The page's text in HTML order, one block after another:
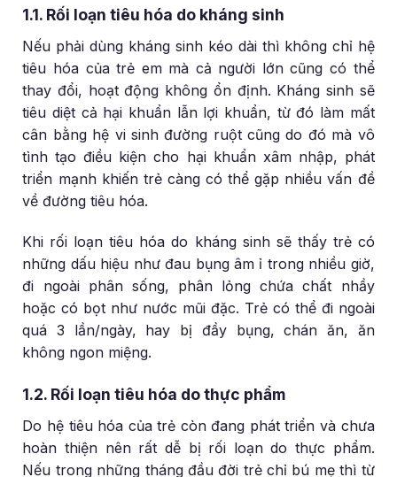
1.1. Rối loạn tiêu hóa do kháng sinh
Nếu phải dùng kháng sinh kéo dài thì không chỉ hệ
tiêu hóa của trẻ em mà cả người lớn cũng có thể
thay đổi, hoạt động không ổn định. Kháng sinh sẽ
tiêu diệt cả hại khuẩn lẫn lợi khuẩn, từ đó làm mất
cân bằng hệ vi sinh đường ruột cũng do đó mà vô
tình tạo điều kiện cho hại khuẩn xâm nhập, phát
triển mạnh khiến trẻ càng có thể gặp nhiều vấn đề
về đường tiêu hóa.
Khi rối loạn tiêu hóa do kháng sinh sẽ thấy trẻ có
những dấu hiệu như đau bụng âm ỉ trong nhiều giờ,
đi ngoài phân sống, phân lỏng chứa chất nhầy
hoặc có bọt như nước mũi đặc. Trẻ có thể đi ngoài
quá 3 lần/ngày, hay bị đầy bụng, chán ăn, ăn
không ngon miệng.
1.2. Rối loạn tiêu hóa do thực phẩm
Do hệ tiêu hóa của trẻ còn đang phát triển và chưa
hoàn thiện nên rất dễ bị rối loạn do thực phẩm.
Nếu trong những tháng đầu đời trẻ chỉ bú mẹ thì từ